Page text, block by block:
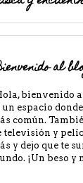
al
bienvenido
un espacio
común.
televisión y
y dejo que te
¡Un beso y